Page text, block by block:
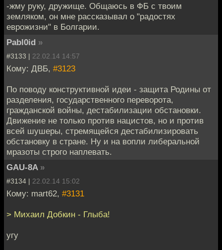
-жму руку, дружище. Общаюсь в ФБ с твоим
земляком, он мне рассказывал о "радостях
еврожизни" в Болгарии.
Pabl0id »
#3133 | 22.02.14 14:57
Кому: ДВБ, #3123
По поводу конструктивной идеи - защита Родины от
разделения, государственного переворота,
гражданской войны, дестабилизации обстановки.
Движение не только против нацистов, но и против
всей шушеры, стремящейся дестабилизировать
обстановку в стране. Ну и на вопли либеральной
мразоты строго наплевать.
GAU-8A »
#3134 | 22.02.14 15:02
Кому: mart62, #3131
> Михаил Добкин - Глыба!
угу